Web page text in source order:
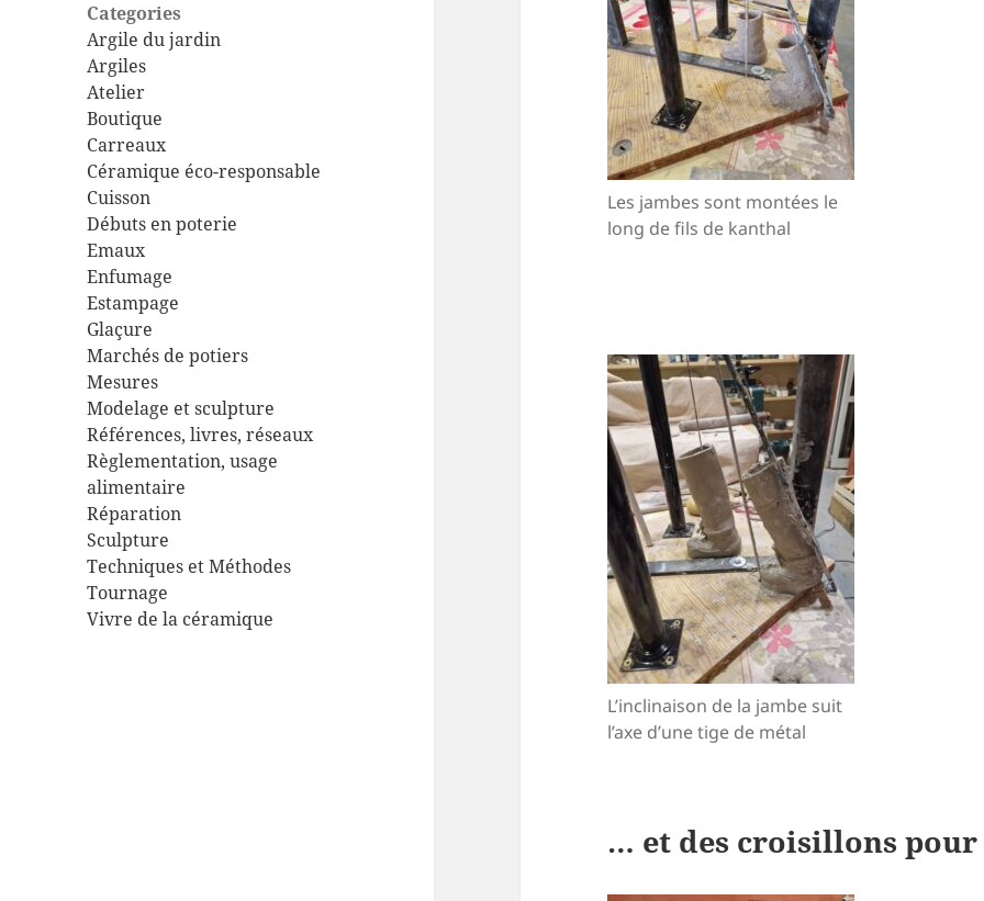
Categories
Argile du jardin
Argiles
Atelier
Boutique
Carreaux
Céramique éco-responsable
Cuisson
Débuts en poterie
Emaux
Enfumage
Estampage
Glaçure
Marchés de potiers
Mesures
Modelage et sculpture
Références, livres, réseaux
Règlementation, usage
alimentaire
Réparation
Sculpture
Techniques et Méthodes
Tournage
Vivre de la céramique
Les jambes sont montées le
long de fils de kanthal
L’inclinaison de la jambe suit
l’axe d’une tige de métal
… et des croisillons